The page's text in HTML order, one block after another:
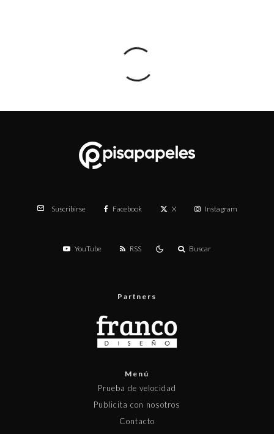
Suscribirse Facebook X Instagram
YouTube RSS Buscar
Partners
Menú
Prueba de velocidad
Publicita con nosotros
Contacto